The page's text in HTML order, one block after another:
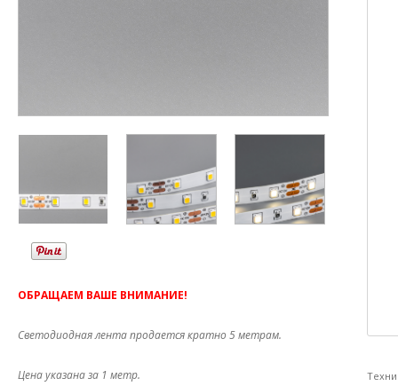
ОБРАЩАЕМ ВАШЕ ВНИМАНИЕ!
Светодиодная лента продается кратно 5 метрам.
Цена указана за 1 метр.